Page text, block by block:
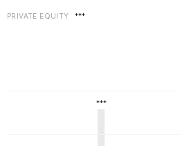
PRIVATE EQUITY ***